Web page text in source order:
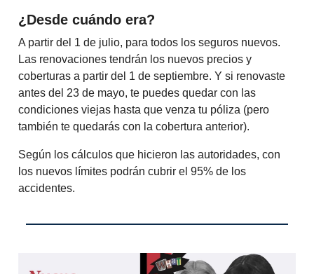
¿Desde cuándo era?
A partir del 1 de julio, para todos los seguros nuevos.
Las renovaciones tendrán los nuevos precios y
coberturas a partir del 1 de septiembre. Y si renovaste
antes del 23 de mayo, te puedes quedar con las
condiciones viejas hasta que venza tu póliza (pero
también te quedarás con la cobertura anterior).
Según los cálculos que hicieron las autoridades, con
los nuevos límites podrán cubrir el 95% de los
accidentes.